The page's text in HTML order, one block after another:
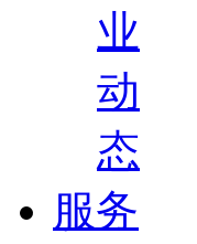
业
动
态
服务